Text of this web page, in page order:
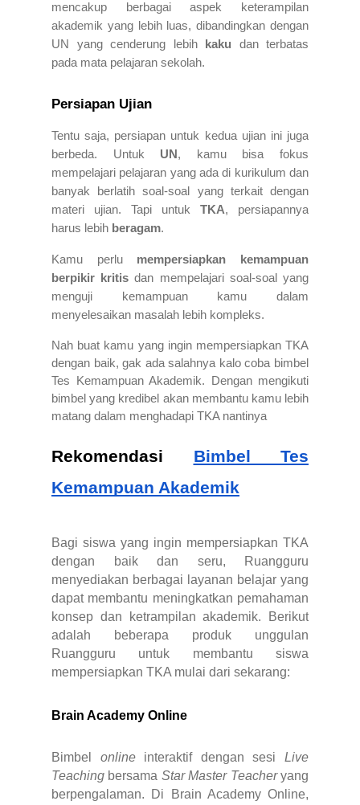
mencakup berbagai aspek keterampilan
akademik yang lebih luas, dibandingkan dengan
UN yang cenderung lebih
kaku dan terbatas
pada mata pelajaran sekolah.
Persiapan Ujian
Tentu saja, persiapan untuk kedua ujian ini juga
berbeda. Untuk UN , kamu bisa fokus
mempelajari pelajaran yang ada di kurikulum dan
banyak berlatih soal-soal yang terkait dengan
materi ujian. Tapi untuk TKA, persiapannya
harus lebih beragam.
Kamu perlu mempersiapkan kemampuan
berpikir kritis dan mempelajari soal-soal yang
menguji kemampuan kamu dalam
menyelesaikan masalah lebih kompleks.
Nah buat kamu yang ingin mempersiapkan TKA
dengan baik, gak ada salahnya kalo coba bimbel
Tes Kemampuan Akademik. Dengan mengikuti
bimbel yang kredibel akan membantu kamu lebih
matang dalam menghadapi TKA nantinya
Rekomendasi Bimbel Tes
Kemampuan Akademik
Bagi siswa yang ingin mempersiapkan TKA
dengan baik dan seru, Ruangguru
menyediakan berbagai layanan belajar yang
dapat membantu meningkatkan pemahaman
konsep dan ketrampilan akademik. Berikut
adalah beberapa produk unggulan
Ruangguru untuk membantu siswa
mempersiapkan TKA mulai dari sekarang:
Brain Academy Online
Bimbel onlineinteraktif dengan sesiLive
Teaching bersama Star Master Teacheryang
berpengalaman. Di Brain Academy Online,